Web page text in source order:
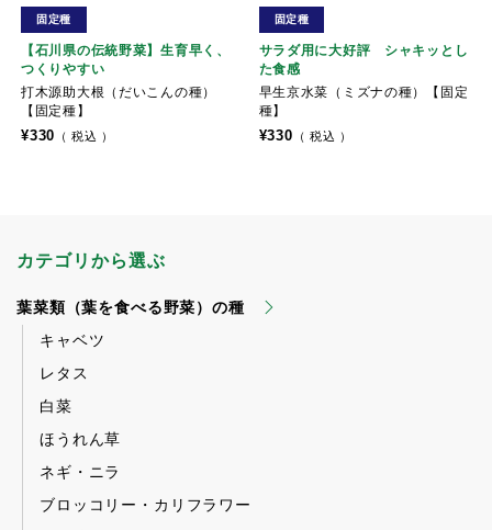
【石川県の伝統野菜】生育早く、
つくりやすい
打木源助大根（だいこんの種）
【固定種】
固定種
¥330 税込
サラダ用に大好評 シャキッとし
た食感
早生京水菜（ミズナの種）【固定
種】
固定種
¥330 税込
カテゴリから選ぶ
葉菜類（葉を食べる野菜）の種
キャベツ
レタス
白菜
ほうれん草
ネギ・ニラ
ブロッコリー・カリフラワー